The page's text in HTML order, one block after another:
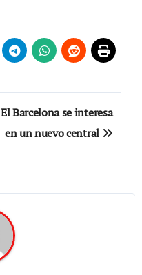
El Barcelona se interesa
en un nuevo central